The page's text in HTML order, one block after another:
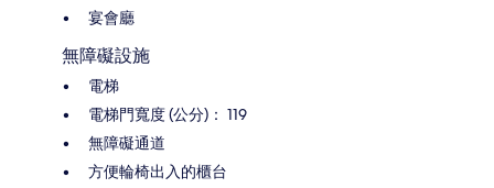
宴會廳
無障礙設施
電梯
電梯門寬度 (公分)： 119
無障礙通道
方便輪椅出入的櫃台